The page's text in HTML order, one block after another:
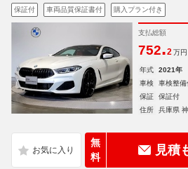
保証付 車両品質保証書付 購入プラン付き
支払総額
752.2 万円
年式 2021年
車検
車検整備
保証
保証付
住所
兵庫県
無
料
見積